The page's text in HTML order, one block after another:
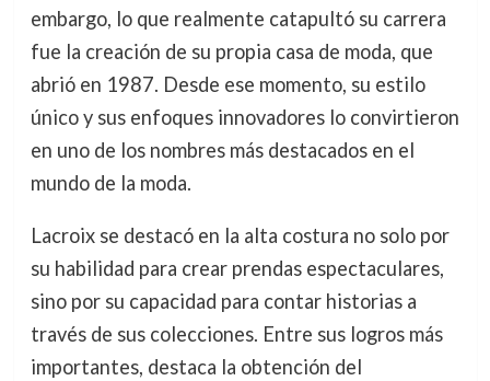
embargo, lo que realmente catapultó su carrera
fue la creación de su propia casa de moda, que
abrió en 1987. Desde ese momento, su estilo
único y sus enfoques innovadores lo convirtieron
en uno de los nombres más destacados en el
mundo de la moda.
Lacroix se destacó en la alta costura no solo por
su habilidad para crear prendas espectaculares,
sino por su capacidad para contar historias a
través de sus colecciones. Entre sus logros más
importantes, destaca la obtención del